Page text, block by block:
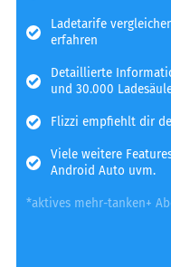
Ladetarife
erfahren
Detaillierte
und 30.000
Flizzi empfiehlt dir
Viele weitere
Android Auto uvm.
*aktives mehr-tanken+